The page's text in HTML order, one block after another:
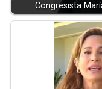
Congresista